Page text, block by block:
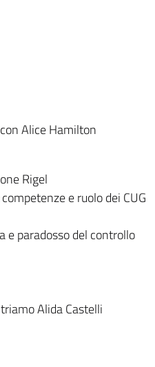
Alice Hamilton
Rigel
e ruolo dei CUG
paradosso del controllo
Alida Castelli